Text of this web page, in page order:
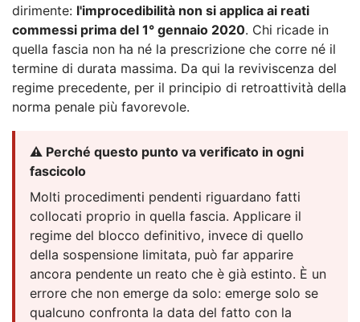
dirimente: l'improcedibilità non si applica ai reati
commessi prima del 1° gennaio 2020. Chi ricade in
quella fascia non ha né la prescrizione che corre né il
termine di durata massima. Da qui la reviviscenza del
regime precedente, per il principio di retroattività della
norma penale più favorevole.
⚠️ Perché questo punto va verificato in ogni
fascicolo
Molti procedimenti pendenti riguardano fatti
collocati proprio in quella fascia. Applicare il
regime del blocco definitivo, invece di quello
della sospensione limitata, può far apparire
ancora pendente un reato che è già estinto. È un
errore che non emerge da solo: emerge solo se
qualcuno confronta la data del fatto con la